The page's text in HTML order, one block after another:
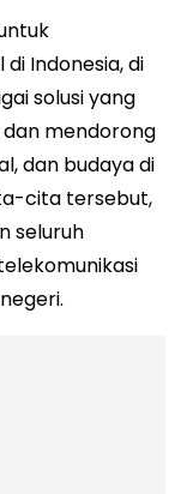
Indonesia, di
solusi yang
mendorong
dan budaya di
cita tersebut,
seluruh